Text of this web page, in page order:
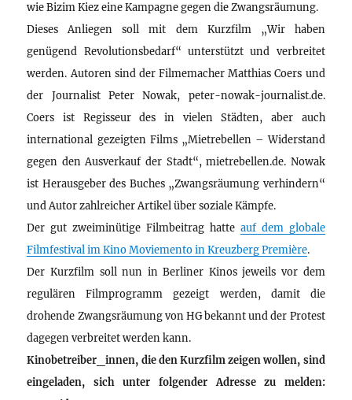
wie Bizim Kiez eine Kampagne gegen die Zwangsräumung.
Dieses Anliegen soll mit dem Kurzfilm „Wir haben
genügend Revolutionsbedarf“ unterstützt und verbreitet
werden. Autoren sind der Filmemacher Matthias Coers und
der Journalist Peter Nowak, peter-nowak-journalist.de.
Coers ist Regisseur des in vielen Städten, aber auch
international gezeigten Films „Mietrebellen – Widerstand
gegen den Ausverkauf der Stadt“, mietrebellen.de. Nowak
ist Herausgeber des Buches „Zwangsräumung verhindern“
und Autor zahlreicher Artikel über soziale Kämpfe.
Der gut zweiminütige Filmbeitrag hatte auf dem globale
Filmfestival im Kino Moviemento in Kreuzberg Première.
Der Kurzfilm soll nun in Berliner Kinos jeweils vor dem
regulären Filmprogramm gezeigt werden, damit die
drohende Zwangsräumung von HG bekannt und der Protest
dagegen verbreitet werden kann.
Kinobetreiber_innen, die den Kurzfilm zeigen wollen, sind
eingeladen, sich unter folgender Adresse zu melden: